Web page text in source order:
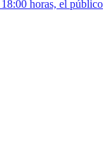
horas, el público